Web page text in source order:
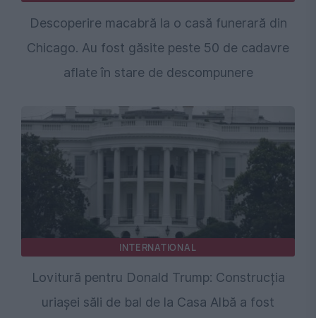
Descoperire macabră la o casă funerară din
Chicago. Au fost găsite peste 50 de cadavre
aflate în stare de descompunere
INTERNATIONAL
Lovitură pentru Donald Trump: Construcția
uriașei săli de bal de la Casa Albă a fost